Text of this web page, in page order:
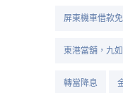
屏東機車借款
東港當舖，九
轉當降息